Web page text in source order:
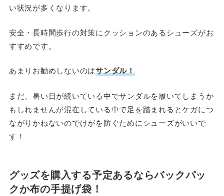
い状況が多くなります。
安全・長時間歩行の対策にクッションのあるシューズがお
すすめです。
あまりお勧めしないのはサンダル！
まだ、暑い日が続いている中でサンダルを履いてしまうか
もしれませんが混在している中で足を踏まれるとケガにつ
ながりかねないのでけがを防ぐためにシューズがいいで
す！
グッズを購入する予定あるならバックパッ
クか布の手提げ袋！